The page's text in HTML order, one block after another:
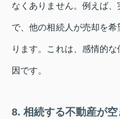
なくありません。例えば
で、他の相続人が売却を
ります。これは、感情的
因です。
8. 相続する不動産が